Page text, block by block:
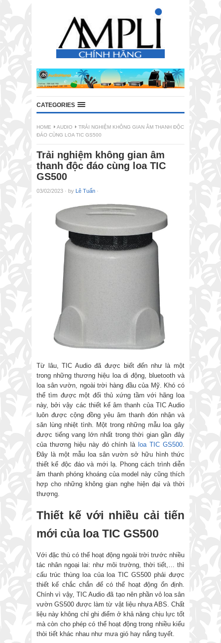
CATEGORIES
HOME AUDIO
TRẢI NGHIỆM KHÔNG GIAN ÂM THANH ĐỘC
ĐÁO CÙNG LOA TIC GS500
Trải nghiệm không gian âm
thanh độc đáo cùng loa TIC
GS500
03/02/2023 · by Lê Tuấn ·
Từ lâu, TIC Audio đã được biết đến như là một
trong những thương hiệu loa di động, bluetooth và
loa sân vườn, ngoài trời hàng đầu của Mỹ. Khó có
thể tìm được một đối thủ xứng tầm với hãng loa
này, bởi vậy các thiết kế âm thanh của TIC Audio
luôn được cộng đồng yêu âm thanh đón nhận và
săn lùng nhiệt tình. Một trong những mẫu loa gây
được tiếng vang lớn nhất trong thời gian gần đây
của thương hiệu này đó chính là loa TIC GS500
Đây là một mẫu loa sân vườn sở hữu hình thức
thiết kế độc đáo và mới lạ. Phong cách trình diễn
âm thanh phóng khoáng của model này cũng thích
hợp cho những không gian nghe hiện đại và thời
thượng.
Thiết kế với nhiều cải tiến
mới của loa TIC GS500
Với đặc thù có thể hoạt động ngoài trời trước nhiều
tác nhân ngoại lai: như môi trường, thời tiết,… thì
cấu trúc thùng loa của loa TIC GS500 phải được
thiết kế chắc chắn để có thể hoạt động ổn định.
Chính vì vậy, TIC Audio đã tạo nên phần vỏ loa sân
vườn GS500 được làm từ vật liệu nhựa ABS. Chất
liệu này không chỉ ghi điểm ở khả năng chịu lực tốt
mà còn cho phép có thể hoạt động trong nhiều kiểu
thòi tiết khác nhau như mưa gió hay nắng tuyết.